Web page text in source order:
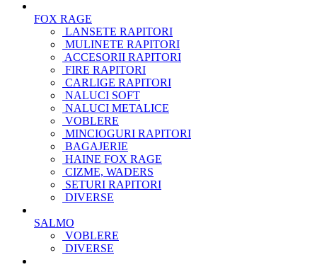
FOX RAGE
LANSETE RAPITORI
MULINETE RAPITORI
ACCESORII RAPITORI
FIRE RAPITORI
CARLIGE RAPITORI
NALUCI SOFT
NALUCI METALICE
VOBLERE
MINCIOGURI RAPITORI
BAGAJERIE
HAINE FOX RAGE
CIZME, WADERS
SETURI RAPITORI
DIVERSE
SALMO
VOBLERE
DIVERSE